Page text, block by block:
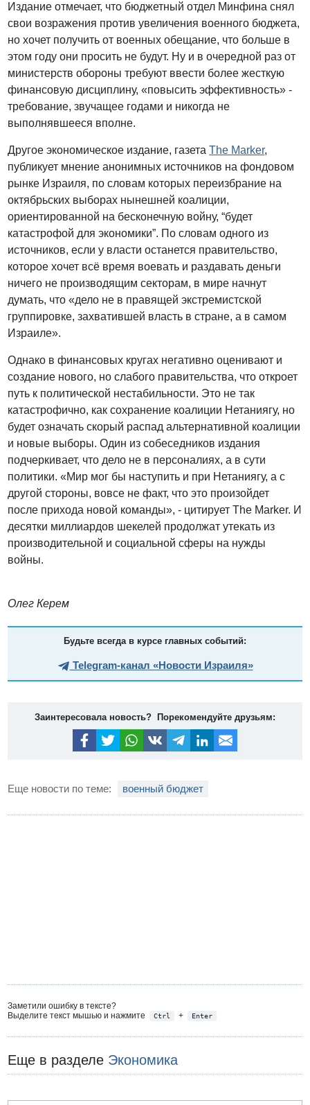
Издание отмечает, что бюджетный отдел Минфина снял
свои возражения против увеличения военного бюджета,
но хочет получить от военных обещание, что больше в
этом году они просить не будут. Ну и в очередной раз от
министерств обороны требуют ввести более жесткую
финансовую дисциплину, «повысить эффективность» -
требование, звучащее годами и никогда не
выполнявшееся вполне.
Другое экономическое издание, газетаThe Marker,
публикует мнение анонимных источников на фондовом
рынке Израиля, по словам которых переизбрание на
октябрьских выборах нынешней коалиции,
ориентированной на бесконечную войну, “будет
катастрофой для экономики”. По словам одного из
источников, если у власти останется правительство,
которое хочет всё время воевать и раздавать деньги
ничего не производящим секторам, в мире начнут
думать, что «дело не в правящей экстремистской
группировке, захватившей власть в стране, а в самом
Израиле».
Однако в финансовых кругах негативно оценивают и
создание нового, но слабого правительства, что откроет
путь к политической нестабильности. Это не так
катастрофично, как сохранение коалиции Нетаниягу, но
будет означать скорый распад альтернативной коалиции
и новые выборы. Один из собеседников издания
подчеркивает, что дело не в персоналиях, а в сути
политики. «Мир мог бы наступить и при Нетаниягу, а с
другой стороны, вовсе не факт, что это произойдет
после прихода новой команды», - цитирует The Marker. И
десятки миллиардов шекелей продолжат утекать из
производительной и социальной сферы на нужды
войны.
Олег Керем
Будьте всегда в курсе главных событий:
Telegram-канал «Новости Израиля»
Заинтересовала новость? Порекомендуйте друзьям:
Еще новости по теме: военный бюджет
Заметили ошибку в тексте?
Выделите текст мышью и нажмите
Ctrl + Enter
Еще в разделе Экономика